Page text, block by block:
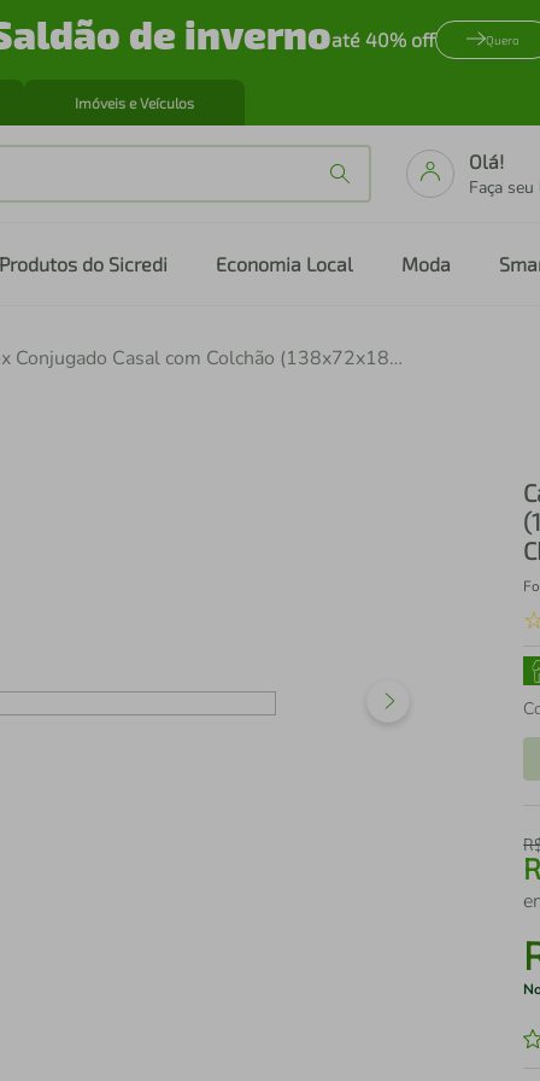
de invernoaté 40% off Quero
Imóveis e Veículos
Olá!
Faça seu
Produtos do Sicredi Economia Local Moda
Cama Box Conjugado Casal com Colchão (138x72x188) Sweet Dream II Gazin CR35318 Grafite